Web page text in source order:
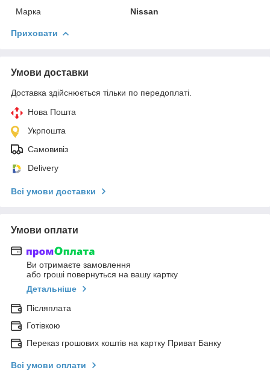
Марка
Nissan
Приховати
Умови доставки
Доставка здійснюється тільки по передоплаті.
Нова Пошта
Укрпошта
Самовивіз
Delivery
Всі умови доставки
Умови оплати
Ви отримаєте замовлення
або гроші повернуться на вашу картку
Детальніше
Післяплата
Готівкою
Переказ грошових коштів на картку Приват Банку
Всі умови оплати